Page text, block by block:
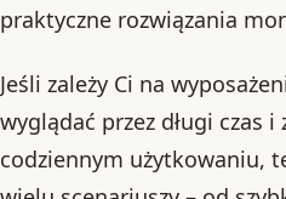
praktyczne rozwiązania
Jeśli zależy Ci na
wyglądać przez długi czas
codziennym użytkowaniu,